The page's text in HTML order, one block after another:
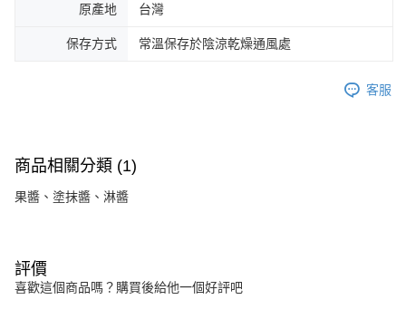
原產地 台灣
保存方式 常溫保存於陰涼乾燥通風處
客服
商品相關分類 (1)
果醬、塗抹醬、淋醬
評價
喜歡這個商品嗎？購買後給他一個好評吧